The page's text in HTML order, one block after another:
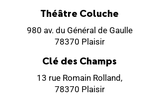
Théâtre Coluche
980 av. du Général de Gaulle
78370 Plaisir
Clé des Champs
13 rue Romain Rolland,
78370 Plaisir